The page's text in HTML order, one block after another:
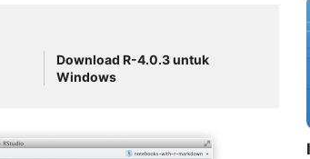
Download R-4.0.3 untuk
Windows